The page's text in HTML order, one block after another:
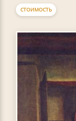
СТОИМОСТЬ